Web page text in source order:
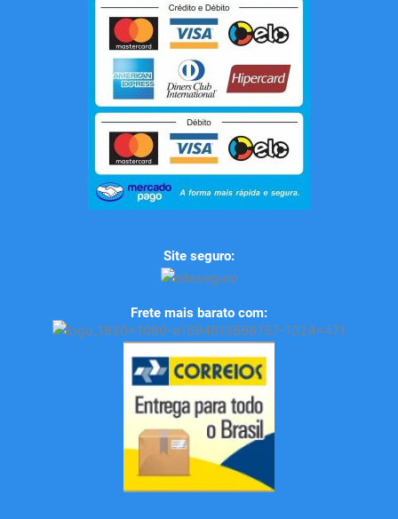
Site seguro:
Frete mais barato com: